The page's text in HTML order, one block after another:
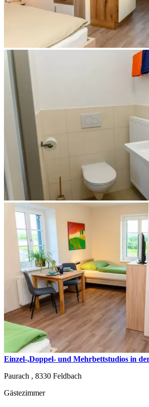
Einzel-,Doppel- und Mehrbettstudios in
Paurach , 8330 Feldbach
Gästezimmer